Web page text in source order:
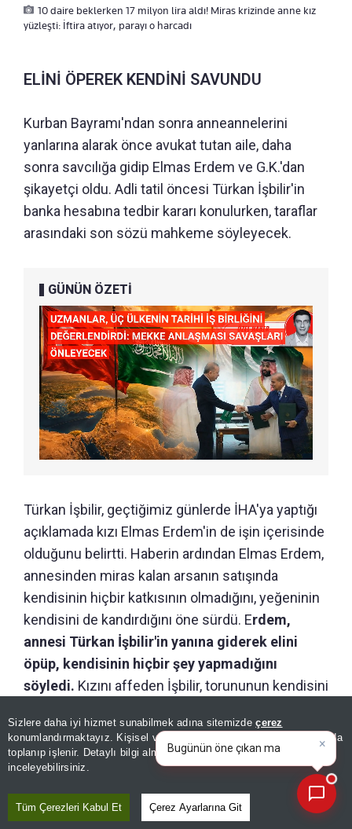
Sizlere daha iyi hizmet sunabilmek adına sitemizdeçerez
konumlandırmaktayız. Kişisel verileriniz, KVKK ve GDPR kapsamında
toplanıp işlenir. Detaylı bilgi almak içinAydınlatma Metnimizi
inceleyebilirsiniz.
Tüm Çerezleri Kabul Et Çerez Ayarlarına Git
10 daire beklerken 17 milyon lira aldı! Miras krizinde anne kız
yüzleşti: İftira atıyor, parayı o harcadı
ELİNİ ÖPEREK KENDİNİ SAVUNDU
Kurban Bayramı'ndan sonra anneannelerini
yanlarına alarak önce avukat tutan aile, daha
sonra savcılığa gidip Elmas Erdem ve G.K.'dan
şikayetçi oldu. Adli tatil öncesi Türkan İşbilir'in
banka hesabına tedbir kararı konulurken, taraflar
arasındaki son sözü mahkeme söyleyecek.
GÜNÜN ÖZETİ
Türkan İşbilir, geçtiğimiz günlerde İHA'ya yaptığı
açıklamada kızı Elmas Erdem'in de işin içerisinde
olduğunu belirtti. Haberin ardından Elmas Erdem,
annesinden miras kalan arsanın satışında
kendisinin hiçbir katkısının olmadığını, yeğeninin
kendisini de kandırdığını öne sürdü. Erdem,
annesi Türkan İşbilir'in yanına giderek elini
öpüp, kendisinin hiçbir şey yapmadığını
söyledi. Kızını affeden İşbilir, torununun kendisini
olduğunu söyledi.
×
Bugünün öne çıkan manşetleri
ve gelişmeleri neler?